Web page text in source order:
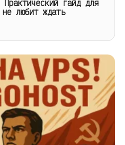
гайд для
любит ждать